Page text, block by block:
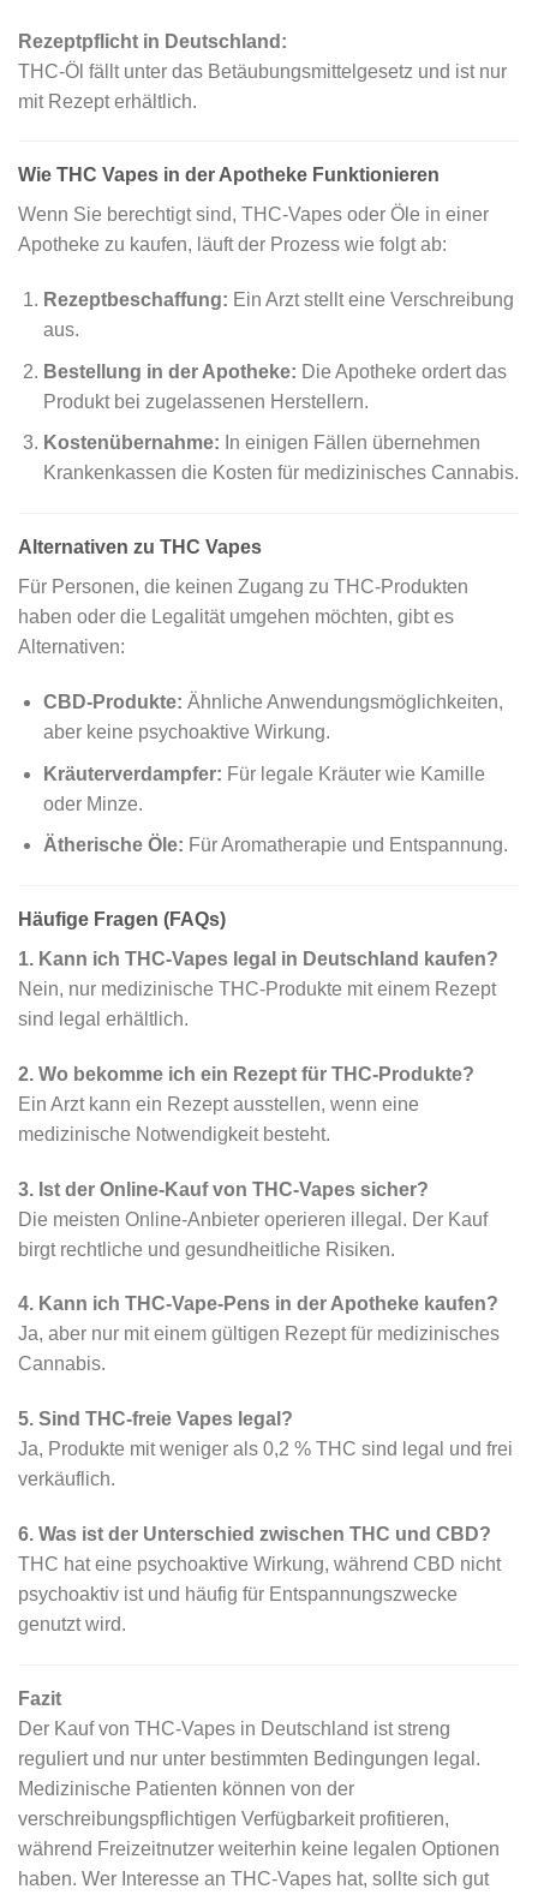
Rezeptpflicht in Deutschland:
THC-Öl fällt unter das Betäubungsmittelgesetz und ist nur
mit Rezept erhältlich.
Wie THC Vapes in der Apotheke Funktionieren
Wenn Sie berechtigt sind, THC-Vapes oder Öle in einer
Apotheke zu kaufen, läuft der Prozess wie folgt ab:
Rezeptbeschaffung: Ein Arzt stellt eine Verschreibung
aus.
Bestellung in der Apotheke: Die Apotheke ordert das
Produkt bei zugelassenen Herstellern.
Kostenübernahme: In einigen Fällen übernehmen
Krankenkassen die Kosten für medizinisches Cannabis.
Alternativen zu THC Vapes
Für Personen, die keinen Zugang zu THC-Produkten
haben oder die Legalität umgehen möchten, gibt es
Alternativen:
CBD-Produkte: Ähnliche Anwendungsmöglichkeiten,
aber keine psychoaktive Wirkung.
Kräuterverdampfer: Für legale Kräuter wie Kamille
oder Minze.
Ätherische Öle: Für Aromatherapie und Entspannung.
Häufige Fragen (FAQs)
1. Kann ich THC-Vapes legal in Deutschland kaufen?
Nein, nur medizinische THC-Produkte mit einem Rezept
sind legal erhältlich.
2. Wo bekomme ich ein Rezept für THC-Produkte?
Ein Arzt kann ein Rezept ausstellen, wenn eine
medizinische Notwendigkeit besteht.
3. Ist der Online-Kauf von THC-Vapes sicher?
Die meisten Online-Anbieter operieren illegal. Der Kauf
birgt rechtliche und gesundheitliche Risiken.
4. Kann ich THC-Vape-Pens in der Apotheke kaufen?
Ja, aber nur mit einem gültigen Rezept für medizinisches
Cannabis.
5. Sind THC-freie Vapes legal?
Ja, Produkte mit weniger als 0,2 % THC sind legal und frei
verkäuflich.
6. Was ist der Unterschied zwischen THC und CBD?
THC hat eine psychoaktive Wirkung, während CBD nicht
psychoaktiv ist und häufig für Entspannungszwecke
genutzt wird.
Fazit
Der Kauf von THC-Vapes in Deutschland ist streng
reguliert und nur unter bestimmten Bedingungen legal.
Medizinische Patienten können von der
verschreibungspflichtigen Verfügbarkeit profitieren,
während Freizeitnutzer weiterhin keine legalen Optionen
haben. Wer Interesse an THC-Vapes hat, sollte sich gut